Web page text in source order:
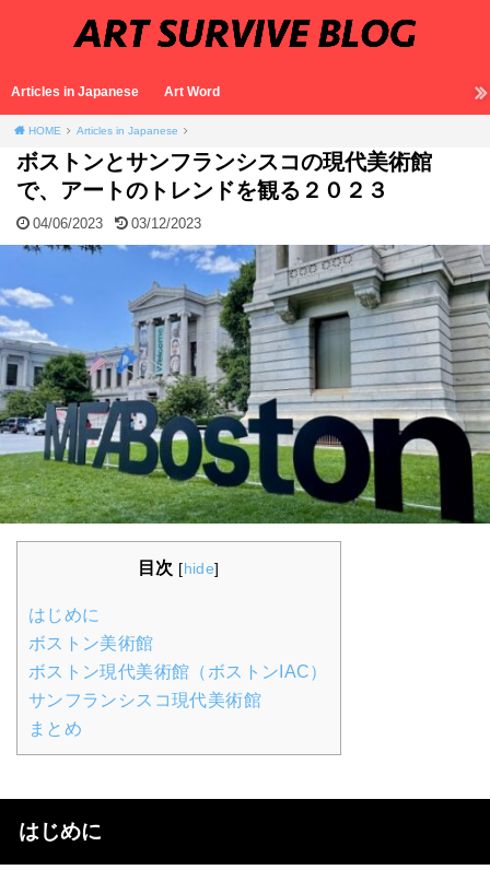
Articles in Japanese Art Word
HOME Articles in Japanese
ボストンとサンフランシスコの現代美術館
で、アートのトレンドを観る２０２３
04/06/2023 03/12/2023
目次 [hide]
はじめに
ボストン美術館
ボストン現代美術館（ボストンIAC）
サンフランシスコ現代美術館
まとめ
はじめに